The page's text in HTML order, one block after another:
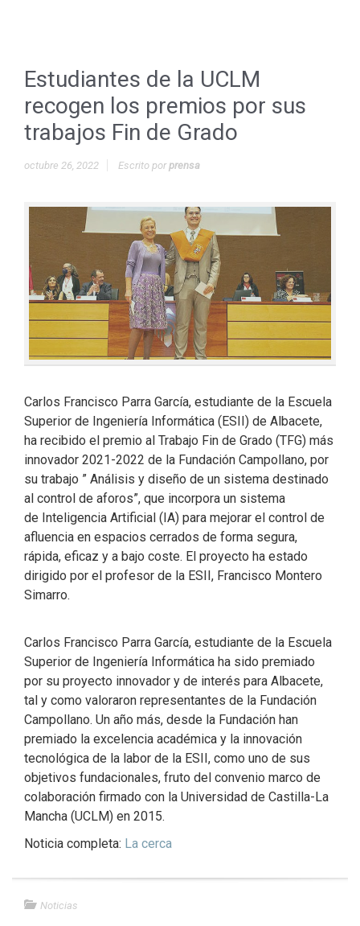
Estudiantes de la UCLM
recogen los premios por sus
trabajos Fin de Grado
octubre 26, 2022 Escrito porprensa
Carlos Francisco Parra García, estudiante de la Escuela
Superior de Ingeniería Informática (ESII) de Albacete,
ha recibido el premio al Trabajo Fin de Grado (TFG) más
innovador 2021-2022 de la Fundación Campollano, por
su trabajo ” Análisis y diseño de un sistema destinado
al control de aforos”, que incorpora un sistema
de Inteligencia Artificial (IA) para mejorar el control de
afluencia en espacios cerrados de forma segura,
rápida, eficaz y a bajo coste. El proyecto ha estado
dirigido por el profesor de la ESII, Francisco Montero
Simarro.
Carlos Francisco Parra García, estudiante de la Escuela
Superior de Ingeniería Informática ha sido premiado
por su proyecto innovador y de interés para Albacete,
tal y como valoraron representantes de la Fundación
Campollano. Un año más, desde la Fundación han
premiado la excelencia académica y la innovación
tecnológica de la labor de la ESII, como uno de sus
objetivos fundacionales, fruto del convenio marco de
colaboración firmado con la Universidad de Castilla-La
Mancha (UCLM) en 2015.
Noticia completa: La cerca
Noticias